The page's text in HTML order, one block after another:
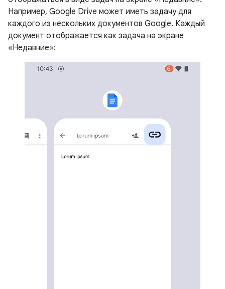
Например, Google Drive может иметь задачу для
каждого из нескольких документов Google. Каждый
документ отображается как задача на экране
«Недавние»: